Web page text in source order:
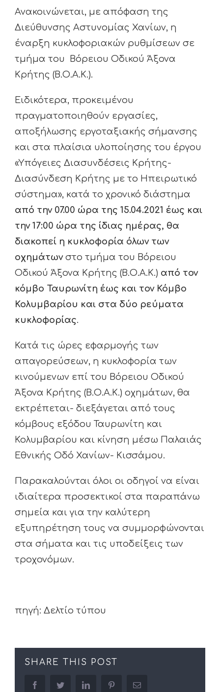
Ανακοινώνεται, με απόφαση της
Διεύθυνσης Αστυνομίας Χανίων, η
έναρξη κυκλοφοριακών ρυθμίσεων σε
τμήμα του Βόρειου Οδικού Άξονα
Κρήτης (Β.Ο.Α.Κ.).
Ειδικότερα, προκειμένου
πραγματοποιηθούν εργασίες,
αποξήλωσης εργοταξιακής σήμανσης
και στα πλαίσια υλοποίησης του έργου
«Υπόγειες Διασυνδέσεις Κρήτης-
Διασύνδεση Κρήτης με το Ηπειρωτικό
σύστημα», κατά το χρονικό διάστημα
από την 07.00 ώρα της 15.04.2021 έως και
την 17:00 ώρα της ίδιας ημέρας, θα
διακοπεί η κυκλοφορία όλων των
οχημάτωνστο τμήμα του Βόρειου
Οδικού Άξονα Κρήτης (Β.Ο.Α.Κ.) από τον
κόμβο Ταυρωνίτη έως και τον Κόμβο
Κολυμβαρίου και στα δύο ρεύματα
κυκλοφορίας.
Κατά τις ώρες εφαρμογής των
απαγορεύσεων, η κυκλοφορία των
κινούμενων επί του Βόρειου Οδικού
Άξονα Κρήτης (Β.Ο.Α.Κ.) οχημάτων, θα
εκτρέπεται- διεξάγεται από τους
κόμβους εξόδου Ταυρωνίτη και
Κολυμβαρίου και κίνηση μέσω Παλαιάς
Εθνικής Οδό Χανίων- Κισσάμου.
Παρακαλούνται όλοι οι οδηγοί να είναι
ιδιαίτερα προσεκτικοί στα παραπάνω
σημεία και για την καλύτερη
εξυπηρέτηση τους να συμμορφώνονται
στα σήματα και τις υποδείξεις των
τροχονόμων.
πηγή: Δελτίο τύπου
SHARE THIS POST
facebooktwitter linkedin pinterestEmail